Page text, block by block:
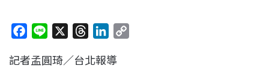
c
n
r
n
記者孟圓琦／台北報導